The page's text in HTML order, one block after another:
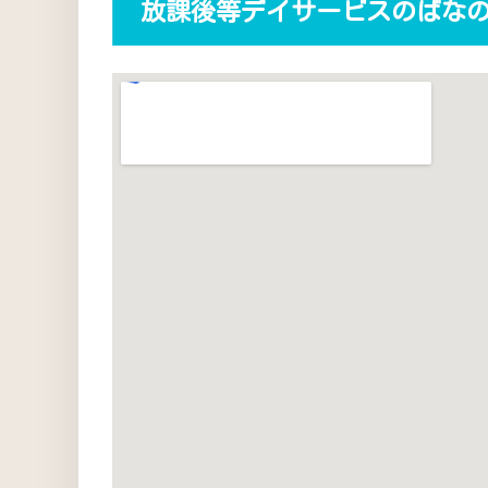
放課後等デイサービスのばな